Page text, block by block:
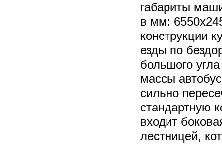
габариты
в мм:
конструкции
езды по
большого
массы
сильно
стандартную
входит
лестницей,